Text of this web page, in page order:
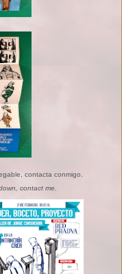
contacta conmigo.
contact me.